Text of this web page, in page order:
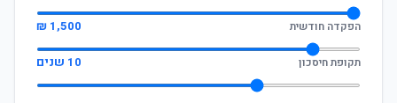
הפקדה חודשית 1,500 ₪
תקופת חיסכון 10 שנים